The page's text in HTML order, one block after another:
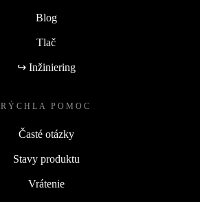
Blog
Tlač
↪ Inžiniering
RÝCHLA POMOC
Časté otázky
Stavy produktu
Vrátenie